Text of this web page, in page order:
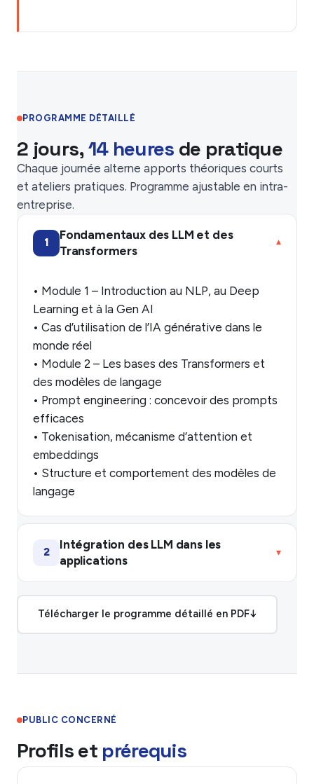
PROGRAMME DÉTAILLÉ
2 jours,14 heures de pratique
Chaque journée alterne apports théoriques courts
et ateliers pratiques. Programme ajustable en intra-
entreprise.
1
Fondamentaux des LLM et des
Transformers
▾
• Module 1 – Introduction au NLP, au Deep
Learning et à la Gen AI
• Cas d’utilisation de l’IA générative dans le
monde réel
• Module 2 – Les bases des Transformers et
des modèles de langage
• Prompt engineering : concevoir des prompts
efficaces
• Tokenisation, mécanisme d’attention et
embeddings
• Structure et comportement des modèles de
langage
2
Intégration des LLM dans les
applications
▾
Télécharger le programme détaillé en PDF↓
PUBLIC CONCERNÉ
Profils et prérequis